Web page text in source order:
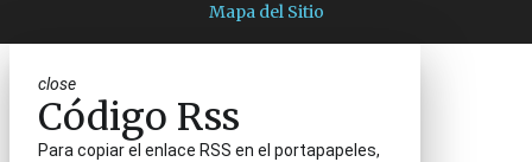
Mapa del Sitio
close
Código Rss
Para copiar el enlace RSS en el portapapeles,